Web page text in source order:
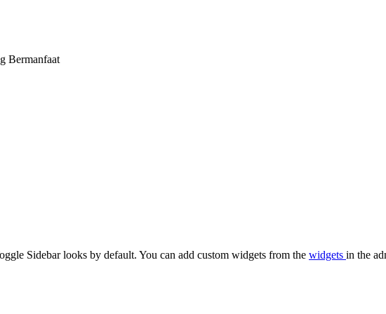
Bermanfaat
Sidebar looks by default. You can add custom widgets from the widgets in the